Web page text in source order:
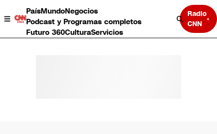
PaísMundoNegocios
Podcast y Programas completos
Futuro 360CulturaServicios
Radio
CNN